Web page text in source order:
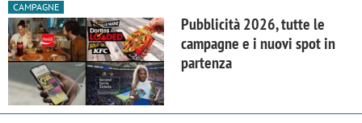
CAMPAGNE
Pubblicità 2026, tutte le
campagne e i nuovi spot in
partenza